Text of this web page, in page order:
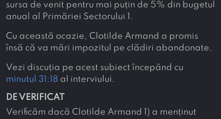
sursa de venit pentru mai puțin de 5% din bugetul
anual al Primăriei Sectorului 1.
Cu această ocazie, Clotilde Armand a promis
însă că va mări impozitul pe clădiri abandonate.
Vezi discuția pe acest subiect începând cu
minutul 31:18 al interviului.
DE VERIFICAT
Verificăm dacă Clotilde Armand 1) a menținut